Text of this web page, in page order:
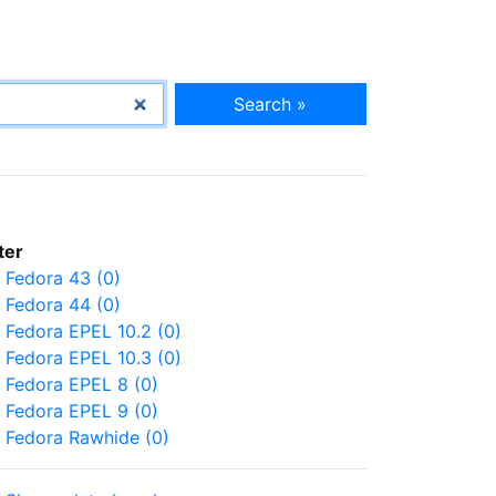
Search »
Fedora 43 (0)
Fedora 44 (0)
Fedora EPEL 10.2 (0)
Fedora EPEL 10.3 (0)
Fedora EPEL 8 (0)
Fedora EPEL 9 (0)
Fedora Rawhide (0)